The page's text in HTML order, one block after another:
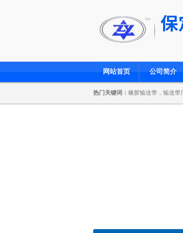
网站首页 公司简介
热门关键词： 橡胶输送带，输送带